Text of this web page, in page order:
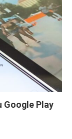
Google Play